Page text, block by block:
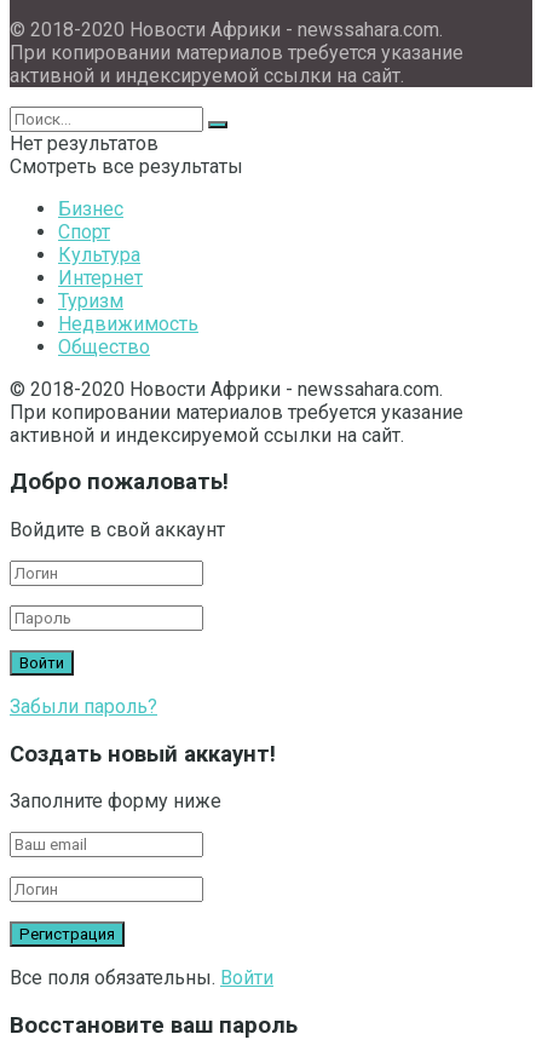
© 2018-2020 Новости Африки - newssahara.com.
При копировании материалов требуется указание
активной и индексируемой ссылки на сайт.
Нет результатов
Смотреть все результаты
Бизнес
Спорт
Культура
Интернет
Туризм
Недвижимость
Общество
© 2018-2020 Новости Африки - newssahara.com.
При копировании материалов требуется указание
активной и индексируемой ссылки на сайт.
Добро пожаловать!
Войдите в свой аккаунт
Забыли пароль?
Создать новый аккаунт!
Заполните форму ниже
Все поля обязательны. Войти
Восстановите ваш пароль